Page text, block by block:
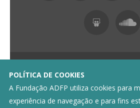
POLÍTICA DE COOKIES
A Fundação ADFP utiliza cookies para
experiência de navegação e para fins
Política de Privacidade